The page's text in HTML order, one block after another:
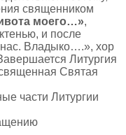
священником
моего…»,
и после
Владыко….», хор
Литургия
Святая
части Литургии